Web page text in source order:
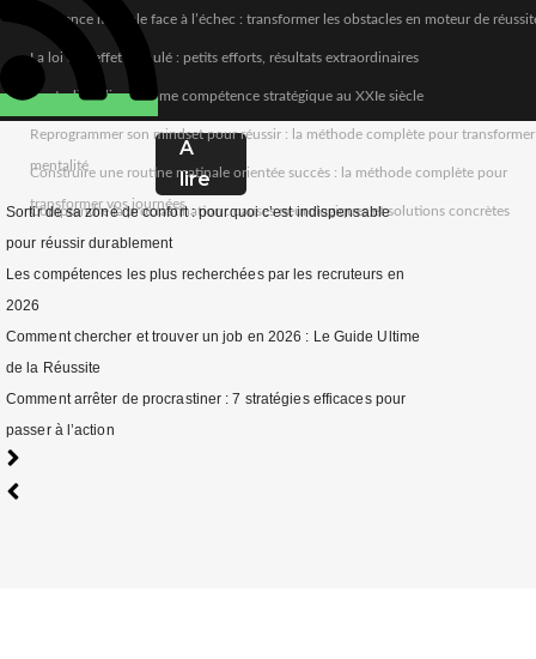
Résilience mentale face à l’échec : transformer les obstacles en moteur de
La loi de l’effet cumulé : petits efforts, résultats extraordinaires
L’autodiscipline comme compétence stratégique au XXIe siècle
Reprogrammer son mindset pour réussir : la méthode complète pour transformer sa
mentalité
Construire une routine matinale orientée succès : la méthode complète pour
transformer vos journées
Comprendre la procrastination : causes neurologiques et solutions concrètes
A
lire
Sortir de sa zone de confort : pourquoi c’est indispensable
pour réussir durablement
Les compétences les plus recherchées par les recruteurs en
2026
Comment chercher et trouver un job en 2026 : Le Guide Ultime
de la Réussite
Comment arrêter de procrastiner : 7 stratégies efficaces pour
passer à l’action